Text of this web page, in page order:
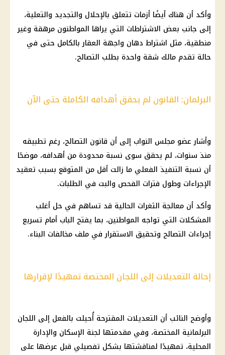
وأكد أن هناك أيضًا أزمات تتعلق بالإحلال والتجديد والتعلية،
إلى جانب بعض الاشتراطات التي يراها المواطنون مرهقة وغير
منطقية، مثل اشتراط دهان واجهة العقار بالكامل حتى في
حالة تقدم مالك شقة واحدة بطلب التصالح.
البرلمان: القانون لم يحقق أهدافه الكاملة حتى الآن
وأشار عضو مجلس النواب إلى أن قانون التصالح، رغم تطبيقه
منذ سنوات، لم يحقق سوى نسبة محدودة من أهدافه، موضحًا
أن نسبة التنفيذ الفعلي ما زالت أقل من المتوقع بسبب تعقيد
الإجراءات وطول فترات الفحص والبت في الطلبات.
وأكد أن معالجة الثغرات الحالية قد تساهم في حل أغلب
المشكلات التي تواجه المواطنين، بما يفتح الباب أمام تسريع
إجراءات التصالح وتحقيق الاستقرار في ملف مخالفات البناء.
إحالة التعديلات إلى اللجان المختصة تمهيدًا لإقرارها
وأوضح النائب أن التعديلات المقترحة أُحيلت بالفعل إلى اللجان
البرلمانية المختصة، وفي مقدمتها لجنة الإسكان والإدارة
المحلية، تمهيدًا لمناقشتها بشكل تفصيلي قبل عرضها على